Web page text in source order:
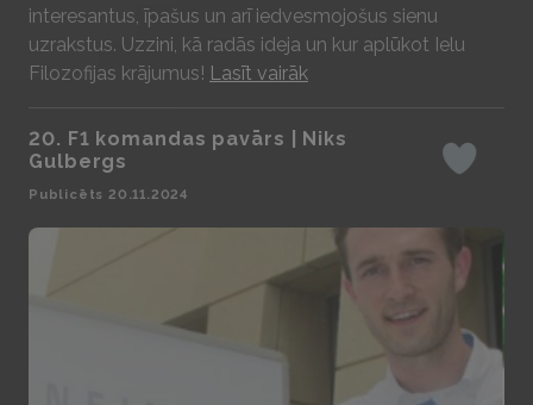
interesantus, īpašus un arī iedvesmojošus sienu
uzrakstus. Uzzini, kā radās ideja un kur aplūkot Ielu
Filozofijas krājumus! Lasīt vairāk
20. F1 komandas pavārs | Niks
Gulbergs
Publicēts 20.11.2024
Iepatikas